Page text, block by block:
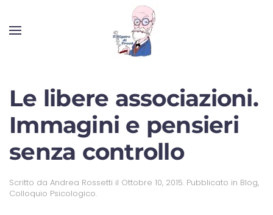
Le libere associazioni.
Immagini e pensieri
senza controllo
Scritto da Andrea Rossetti il Ottobre 10, 2015. Pubblicato in Blog,
Colloquio Psicologico.